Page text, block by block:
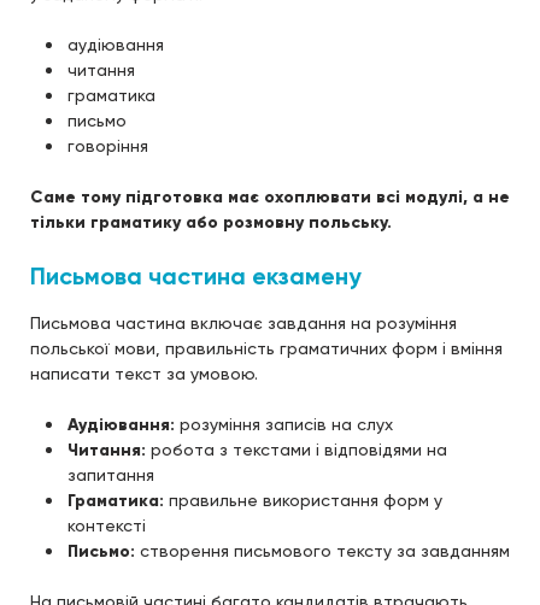
аудіювання
читання
граматика
письмо
говоріння
Саме тому підготовка має охоплювати всі модулі, а не
тільки граматику або розмовну польську.
Письмова частина екзамену
Письмова частина включає завдання на розуміння
польської мови, правильність граматичних форм і вміння
написати текст за умовою.
Аудіювання: розуміння записів на слух
Читання: робота з текстами і відповідями на
запитання
Граматика: правильне використання форм у
контексті
Письмо: створення письмового тексту за завданням